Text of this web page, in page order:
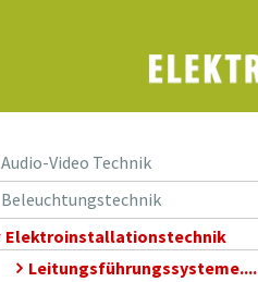
Audio-Video Technik
Beleuchtungstechnik
Elektroinstallationstechnik
Leitungsführungssysteme....